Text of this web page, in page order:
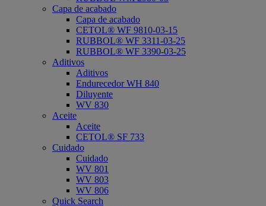
Capa de acabado
Capa de acabado
CETOL® WF 9810-03-15
RUBBOL® WF 3311-03-25
RUBBOL® WF 3390-03-25
Aditivos
Aditivos
Endurecedor WH 840
Diluyente
WV 830
Aceite
Aceite
CETOL® SF 733
Cuidado
Cuidado
WV 801
WV 803
WV 806
Quick Search